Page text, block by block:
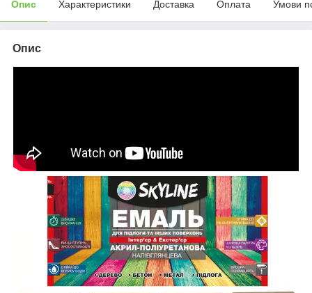
Опис Характеристики Доставка Оплата Умови
Опис